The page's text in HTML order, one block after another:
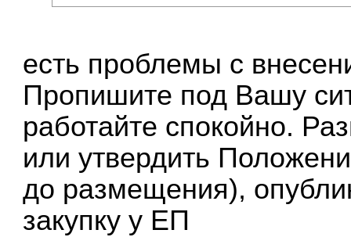
есть проблемы с
Пропишите под Вашу
работайте спокойно.
или утвердить
до размещения),
закупку у ЕП